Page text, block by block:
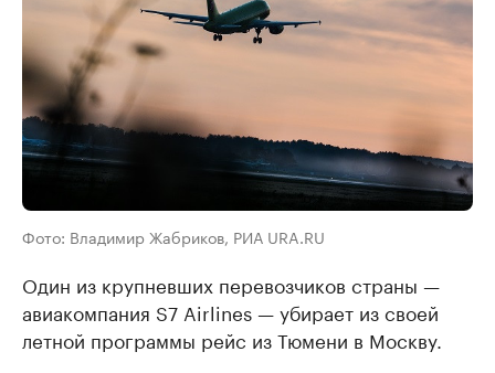
Фото: Владимир Жабриков, РИА URA.RU
Один из крупневших перевозчиков страны —
авиакомпания S7 Airlines — убирает из своей
летной программы рейс из Тюмени в Москву.